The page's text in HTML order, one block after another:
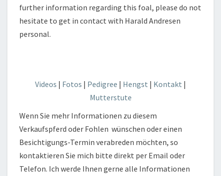
further information regarding this foal, please do not
hesitate to get in contact with Harald Andresen
personal.
Videos | Fotos | Pedigree | Hengst | Kontakt |
Mutterstute
Wenn Sie mehr Informationen zu diesem
Verkaufspferd oder Fohlen wünschen oder einen
Besichtigungs-Termin verabreden möchten, so
kontaktieren Sie mich bitte direkt per Email oder
Telefon. Ich werde Ihnen gerne alle Informationen